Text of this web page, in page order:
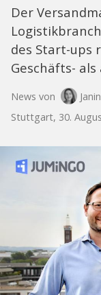
Der
des Start-ups
Geschäfts-
News von
Stuttgart, 30.